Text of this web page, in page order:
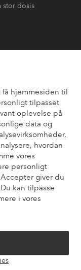
hjemmesiden til
tilpasset
oplevelse på
data og
hvordan
vores
personligt
giver du
kan tilpasse
i vores
stor dosis
i vores FAQ.
du kontakter os.
Betalingsmåde